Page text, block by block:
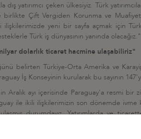
yatırımcı çeken ülkesiyiz. Türk
ile birlikte Çift Vergiden Korunma ve
yeni bir sayfa açmak için
Türk iş dünyasının yanında
dolarlık ticaret hacmine ulaşabiliriz"
belirten Türkiye-Orta Amerika ve
İş Konseyinin kurularak bu sayının
Aralık ayı içerisinde Paraguay'a resmi
ile ikili ilişkilerimizin son dönemde ivme
durumdayız. Yatırımlarda ve
yatırımları, müteahhitlik hizmetleri,
kazanım sağlayacağımıza inanıyoruz.